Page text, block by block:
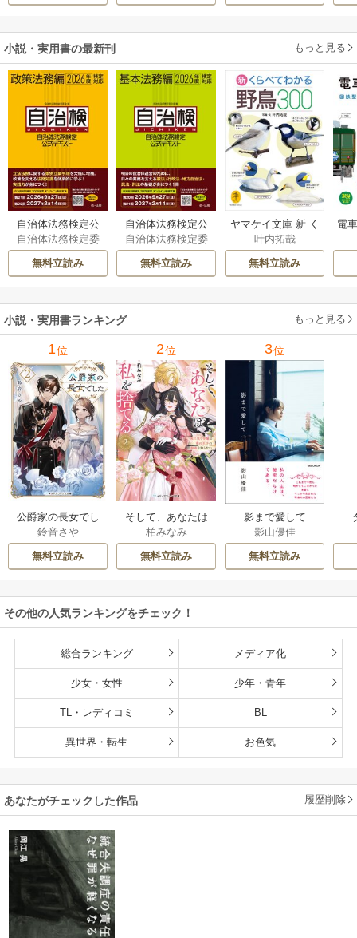
小説・実用書の最新刊 もっと見る
自治体法務検定公
式テキスト 政策
法務編 ２０２６
年度検定対応 1巻
自治体法務検定委
員会
無料立読み
自治体法務検定公
式テキスト 基本
法務編 ２０２６
年度検定対応 1巻
自治体法務検定委
員会
無料立読み
ヤマケイ文庫 新 く
らべてわかる野鳥3
00 1巻
叶内拓哉
無料立読み
電
小説・実用書ランキング もっと見る
1位
公爵家の長女でし
た
鈴音さや
無料立読み
2位
そして、あなたは
私を捨てる
柏みなみ
無料立読み
3位
影まで愛して
影山優佳
無料立読み
その他の人気ランキングをチェック！
総合ランキング メディア化
少女・女性 少年・青年
TL・レディコミ BL
異世界・転生 お色気
あなたがチェックした作品 履歴削除